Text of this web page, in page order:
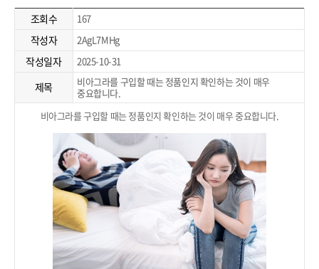
조회수 167
작성자 2AgL7MHg
작성일자 2025-10-31
제목
비아그라를 구입할 때는 정품인지 확인하는 것이 매우
중요합니다.
비아그라를 구입할 때는 정품인지 확인하는 것이 매우 중요합니다.